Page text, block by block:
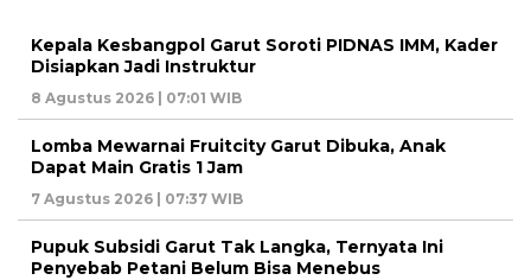
Kepala Kesbangpol Garut Soroti PIDNAS IMM, Kader
Disiapkan Jadi Instruktur
8 Agustus 2026 | 07:01 WIB
Lomba Mewarnai Fruitcity Garut Dibuka, Anak
Dapat Main Gratis 1 Jam
7 Agustus 2026 | 07:37 WIB
Pupuk Subsidi Garut Tak Langka, Ternyata Ini
Penyebab Petani Belum Bisa Menebus